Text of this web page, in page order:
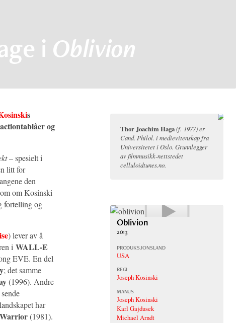
i Oblivion
s
og
– spesielt i
litt for
den
om Kosinski
fortelling og
) lever av å
i WALL-E
EVE. En del
; det samme
(1996). Andre
har
(1981).
Thor Joachim Haga(f. 1977) er
Cand. Philol. i medievitenskap fra
Universitetet i Oslo. Grunnlegger
av filmmusikk-nettstedet
celluloidtunes.no.
Oblivion
2013
PRODUKSJONSLAND
USA
REGI
Joseph Kosinski
MANUS
Joseph Kosinski
Karl Gajdusek
Michael Arndt